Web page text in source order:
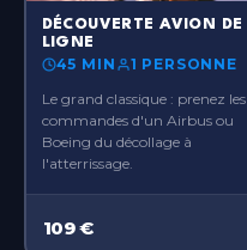
Rennes
Bretagne
Toulouse
Occitanie
?>
DÉCOUVERTE AVION DE
LIGNE
45 MIN
1 PERSONNE
Le grand classique : prenez les
commandes d'un Airbus ou
Boeing du décollage à
l'atterrissage.
109€